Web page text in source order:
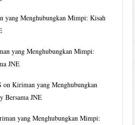
yang Menghubungkan Mimpi: Kisah
yang Menghubungkan Mimpi:
JNE
onKiriman yang Menghubungkan
Bersama JNE
yang Menghubungkan Mimpi: